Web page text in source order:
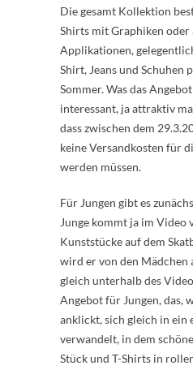
Die gesamt Kollektion
Shirts mit Graphiken oder
Applikationen,
Shirt, Jeans und Schuhen
Sommer. Was das
interessant, ja attraktiv
dass zwischen dem
keine Versandkosten für
werden müssen.
Für Jungen gibt es
Junge kommt ja im Video
Kunststücke auf dem
wird er von den Mädchen
gleich unterhalb des
Angebot für Jungen, das,
anklickt, sich gleich in ein
verwandelt, in dem
Stück und T-Shirts in